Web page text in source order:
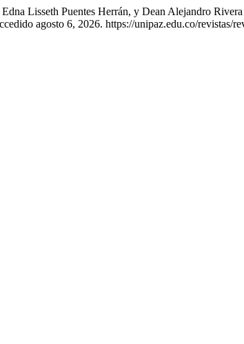
Lisseth Puentes Herrán, y Dean Alejandro
agosto 6, 2026. https://unipaz.edu.co/revistas/